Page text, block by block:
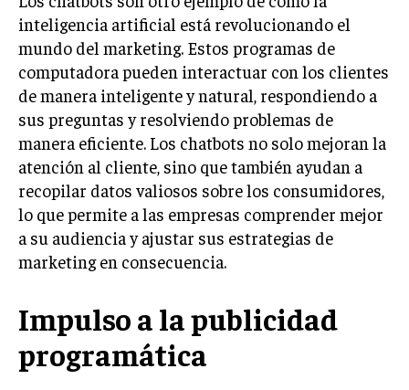
ESTRATEGIA
EMPRESAS FAMILIARES Y SUCESIÓN
GESTIÓN DEL RIESGO EMPRESARIAL
NEGOCIACIÓN Y RESOLUCIÓN DE CONFLICTOS
DERECHO EMPRESARIAL Y REGULACIONES
ÉXITO EMPRESARIAL Y CASOS DE ESTUDIO
GOBIERNO CORPORATIVO
MARKETING B2B
MARKETING B2C
inteligencia artificial está revolucionando el
mundo del marketing. Estos programas de
computadora pueden interactuar con los clientes
de manera inteligente y natural, respondiendo a
sus preguntas y resolviendo problemas de
manera eficiente. Los chatbots no solo mejoran la
atención al cliente, sino que también ayudan a
recopilar datos valiosos sobre los consumidores,
lo que permite a las empresas comprender mejor
a su audiencia y ajustar sus estrategias de
marketing en consecuencia.
Impulso a la publicidad
programática